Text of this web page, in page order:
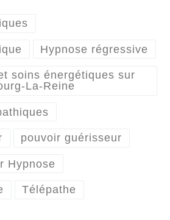
Hypnose régressive
soins énergétiques sur
La-Reine
pouvoir guérisseur
Hypnose
Télépathe